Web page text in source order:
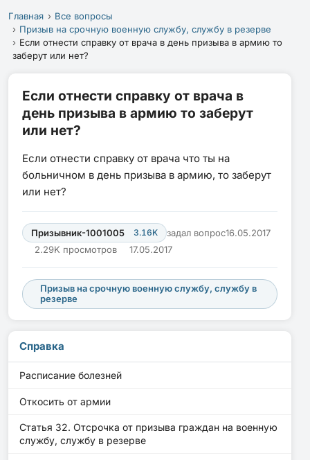
Главная
Все вопросы
Призыв на срочную военную службу, службу в резерве
Если отнести справку от врача в день призыва в армию то
заберут или нет?
Если отнести справку от врача в
день призыва в армию то заберут
или нет?
Если отнести справку от врача что ты на
больничном в день призыва в армию, то заберут
или нет?
Призывник-1001005 3.16K задал вопрос16.05.2017
2.29K просмотров
17.05.2017
Призыв на срочную военную службу, службу в
резерве
Справка
Расписание болезней
Откосить от армии
Статья 32. Отсрочка от призыва граждан на военную
службу, службу в резерве